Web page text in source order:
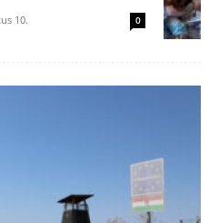
10. 0